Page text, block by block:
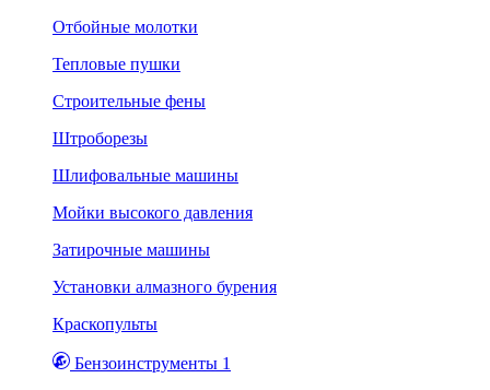
Отбойные молотки
Тепловые пушки
Строительные фены
Штроборезы
Шлифовальные машины
Мойки высокого давления
Затирочные машины
Установки алмазного бурения
Краскопульты
Бензоинструменты 1